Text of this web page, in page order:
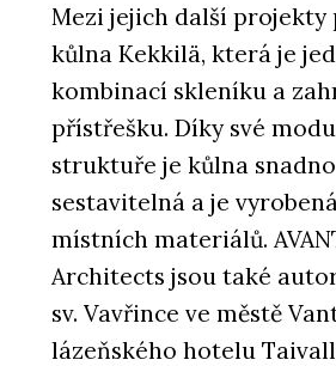
Mezi jejich další projekty
kůlna Kekkilä, která je
kombinací skleníku a
přístřešku. Díky své
struktuře je kůlna snadno
sestavitelná a je
místních materiálů.
Architects jsou také
sv. Vavřince ve městě
lázeňského hotelu